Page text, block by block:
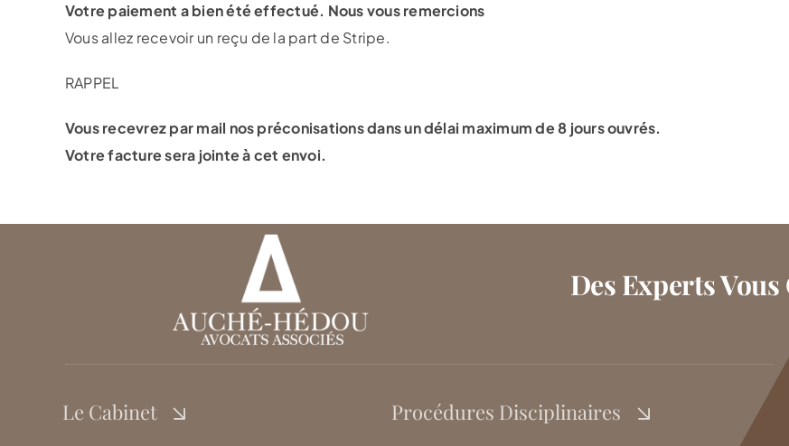
Votre paiement a bien été effectué. Nous vous remercions
Vous allez recevoir un reçu de la part de Stripe.
RAPPEL
Vous recevrez par mail nos préconisations dans un délai maximum de 8 jours ouvrés.
Votre facture sera jointe à cet envoi.
Des Experts
Le Cabinet Procédures Disciplinaires